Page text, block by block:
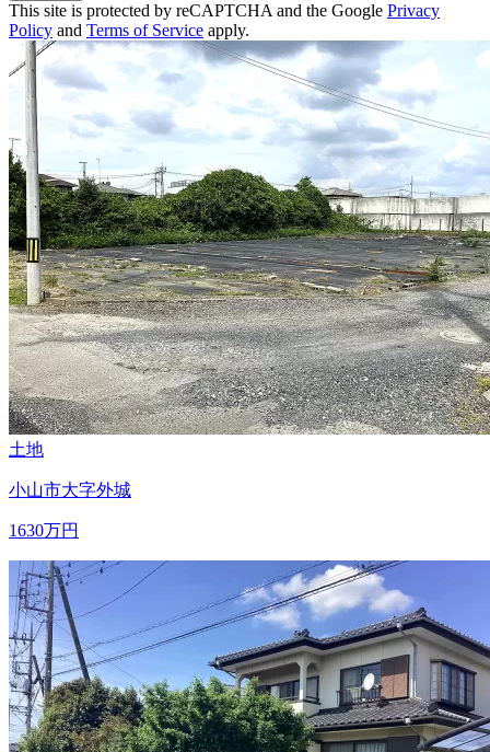
This site is protected by reCAPTCHA and the Google Privacy
Policy and Terms of Service apply.
土地
小山市大字外城
1630万円